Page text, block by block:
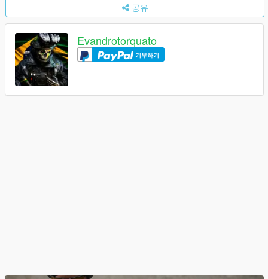
공유
Evandrotorquato
기부하기